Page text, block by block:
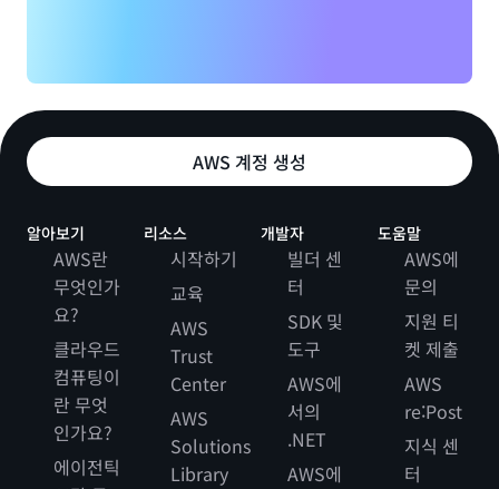
AWS 계정 생성
알아보기
AWS란
무엇인가
요?
클라우드
컴퓨팅이
란 무엇
인가요?
에이전틱
리소스
시작하기
교육
AWS
Trust
Center
AWS
Solutions
Library
개발자
빌더 센
터
SDK 및
도구
AWS에
서의
.NET
AWS에
도움말
AWS에
문의
지원 티
켓 제출
AWS
re:Post
지식 센
터